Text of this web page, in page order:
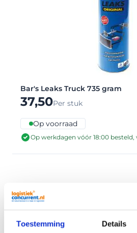
Toestemming Details
Bar's Leaks Truck 735 gram
37,50Per stuk
Op voorraad
Op werkdagen vóór 18:00
1product